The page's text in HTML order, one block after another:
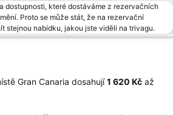
dostupnosti, které dostáváme z rezervačních
Proto se může stát, že na rezervační
stejnou nabídku, jakou jste viděli na trivagu.
Gran Canaria dosahují‎1 620 Kč až